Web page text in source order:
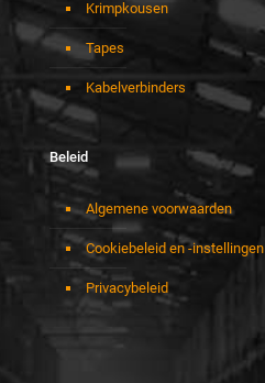
Krimpkousen
Tapes
Kabelverbinders
Beleid
Algemene voorwaarden
Cookiebeleid en -instellingen
Privacybeleid